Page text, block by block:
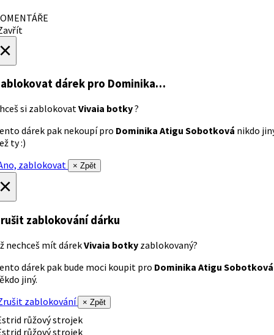
dárek pro Dominika…
si zablokovatVivaia botky?
dárek pak nekoupí pro Dominika Atigu Sobotková nikdo
ty :)
zablokovat
× Zpět
zablokování dárku
nechceš mít dárekVivaia botky zablokovaný?
dárek pak bude moci koupit pro Dominika Atigu Sobotková
jiný.
zablokování
× Zpět